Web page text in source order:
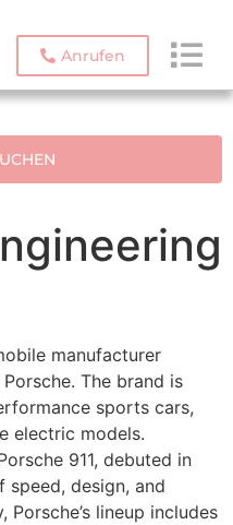
Anrufen
manufacturer
The brand is
sports cars,
electric models.
911, debuted in
speed, design, and
lineup includes